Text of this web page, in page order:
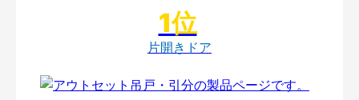
片開きドア